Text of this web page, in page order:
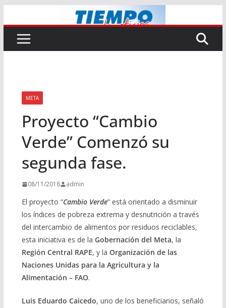
al
contenido
META
Proyecto “Cambio
Verde” Comenzó su
segunda fase.
08/11/2018 admin
El proyecto “Cambio Verde” está orientado a disminuir
los índices de pobreza extrema y desnutrición a través
del intercambio de alimentos por residuos reciclables,
esta iniciativa es de la Gobernación del Meta, la
Región Central RAPE, y la Organización de las
Naciones Unidas para la Agricultura y la
Alimentación – FAO.
Luis Eduardo Caicedo, uno de los beneficiarios, señaló